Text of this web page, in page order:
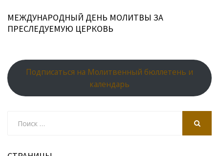
МЕЖДУНАРОДНЫЙ ДЕНЬ МОЛИТВЫ ЗА
ПРЕСЛЕДУЕМУЮ ЦЕРКОВЬ
Подписаться на Молитвенный бюллетень и
календарь